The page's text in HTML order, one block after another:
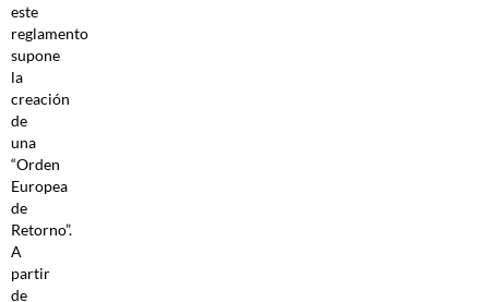
este
reglamento
supone
la
creación
de
una
“Orden
Europea
de
Retorno”.
A
partir
de